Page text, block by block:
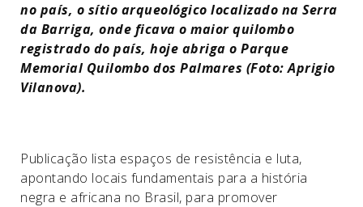
no país, o sítio arqueológico localizado na Serra
da Barriga, onde ficava o maior quilombo
registrado do país, hoje abriga o Parque
Memorial Quilombo dos Palmares (Foto: Aprigio
Vilanova).
Publicação lista espaços de resistência e luta,
apontando locais fundamentais para a história
negra e africana no Brasil, para promover